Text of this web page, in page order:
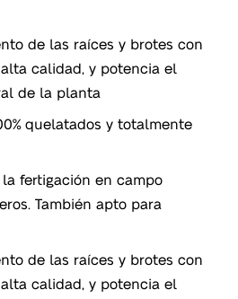
de las raíces y brotes con
calidad, y potencia el
de la planta
quelatados y totalmente
fertigación en campo
También apto para
de las raíces y brotes con
calidad, y potencia el